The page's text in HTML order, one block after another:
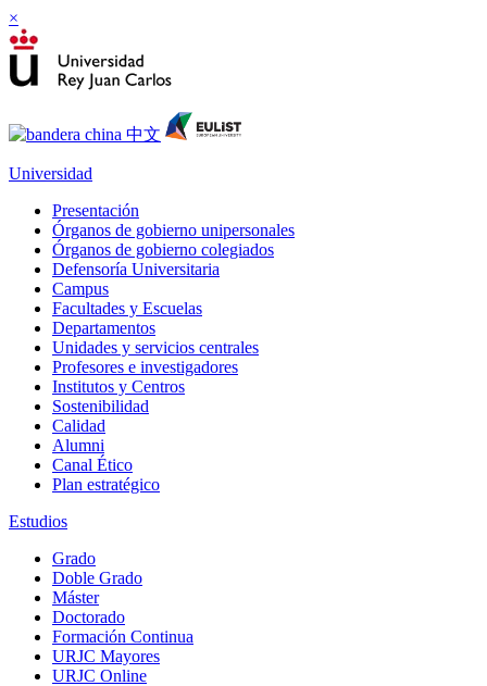
×
Universidad
Presentación
Órganos de gobierno unipersonales
Órganos de gobierno colegiados
Defensoría Universitaria
Campus
Facultades y Escuelas
Departamentos
Unidades y servicios centrales
Profesores e investigadores
Institutos y Centros
Sostenibilidad
Calidad
Alumni
Canal Ético
Plan estratégico
Estudios
Grado
Doble Grado
Máster
Doctorado
Formación Continua
URJC Mayores
URJC Online